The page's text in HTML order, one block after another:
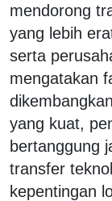
mendorong
yang lebih
serta
mengatakan
yang kuat,
bertanggung
transfer
kepentingan